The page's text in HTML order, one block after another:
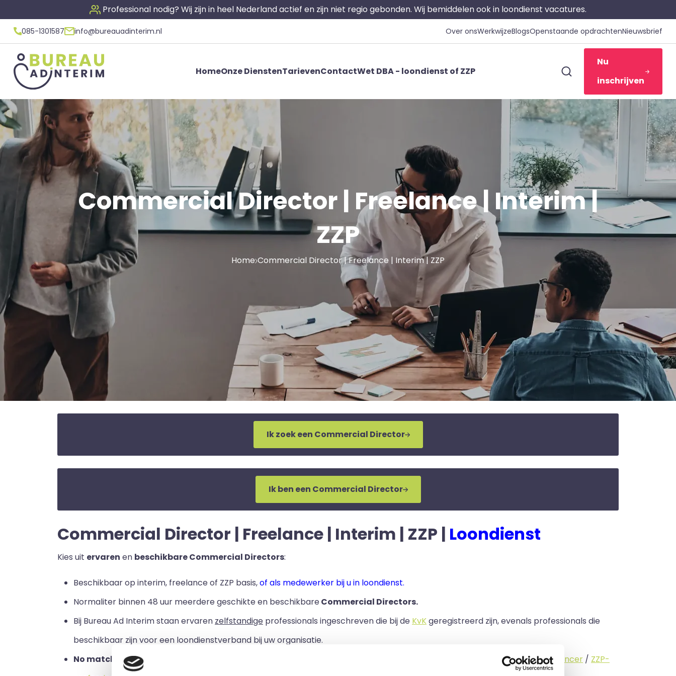
Professional nodig? Wij zijn in heel Nederland actief en zijn niet regio gebonden. Wij bemiddelen ook in loondienst vacatures.
085-1301587 info@bureauadinterim.nl Over onsWerkwijzeBlogsOpenstaande opdrachtenNieuwsbrief
HomeOnze DienstenTarievenContactWet DBA - loondienst of ZZP
Nu
inschrijven
Commercial Director | Freelance | Interim |
ZZP
Home Commercial Director | Freelance | Interim | ZZP
Ik zoek een Commercial Director
Ik ben een Commercial Director
Commercial Director | Freelance | Interim | ZZP | Loondienst
Kies uit ervaren en beschikbare Commercial Directors:
Beschikbaar op interim, freelance of ZZP basis,of als medewerker bij u in loondienst.
Normaliter binnen 48 uur meerdere geschikte en beschikbareCommercial Directors.
Bij Bureau Ad Interim staan ervaren zelfstandige professionals ingeschreven die bij de KvKgeregistreerd zijn, evenals professionals die
beschikbaar zijn voor een loondienstverband bij uw organisatie.
No match no pay:
interimmer/freelancer / ZZP-